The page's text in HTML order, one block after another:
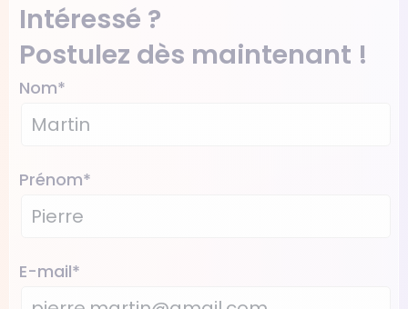
Intéressé ?
Postulez dès maintenant !
Nom*
Prénom*
E-mail*